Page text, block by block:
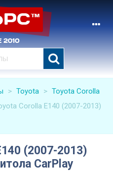
> Toyota > Toyota Corolla
Corolla E140 (2007-2013)
(2007-2013)
CarPlay